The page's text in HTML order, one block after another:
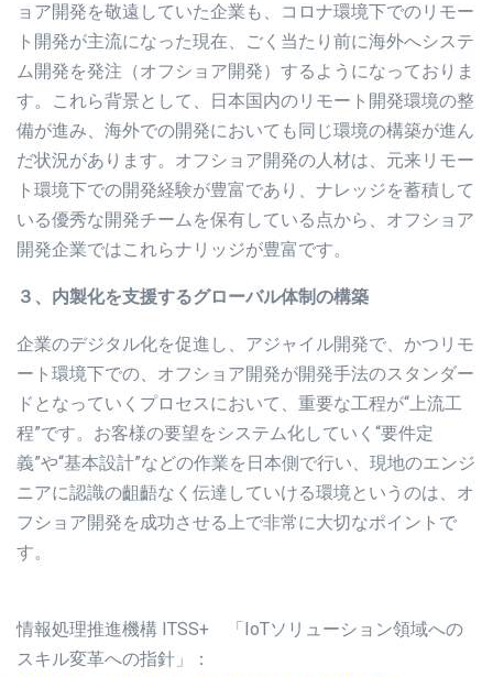
ョア開発を敬遠していた企業も、コロナ環境下でのリモー
ト開発が主流になった現在、ごく当たり前に海外へシステ
ム開発を発注（オフショア開発）するようになっておりま
す。これら背景として、日本国内のリモート開発環境の整
備が進み、海外での開発においても同じ環境の構築が進ん
だ状況があります。オフショア開発の人材は、元来リモー
ト環境下での開発経験が豊富であり、ナレッジを蓄積して
いる優秀な開発チームを保有している点から、オフショア
開発企業ではこれらナリッジが豊富です。
３、内製化を支援するグローバル体制の構築
企業のデジタル化を促進し、アジャイル開発で、かつリモ
ート環境下での、オフショア開発が開発手法のスタンダー
ドとなっていくプロセスにおいて、重要な工程が“上流工
程”です。お客様の要望をシステム化していく“要件定
義”や“基本設計”などの作業を日本側で行い、現地のエンジ
ニアに認識の齟齬なく伝達していける環境というのは、オ
フショア開発を成功させる上で非常に大切なポイントで
す。
情報処理推進機構 ITSS+ 「IoTソリューション領域への
スキル変革への指針」：